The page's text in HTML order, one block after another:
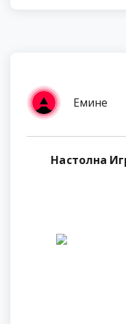
Емине
Настолна